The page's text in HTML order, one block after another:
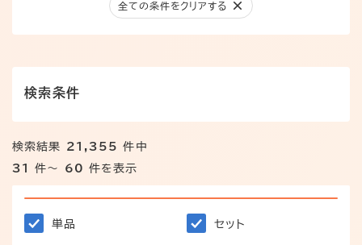
全ての条件をクリアする
検索条件
検索結果 21,355 件中
31
件～ 60 件を表示
単品 セット